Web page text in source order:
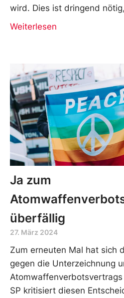
wird. Dies ist dringend
Weiterlesen
Ja zum
überfällig
27. März 2024
Zum erneuten Mal hat sich
gegen die Unterzeichnung
SP kritisiert diesen